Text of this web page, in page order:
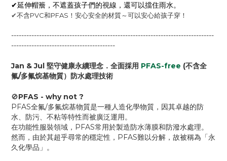
✔延伸帽簷，不遮蓋孩子們的視線，還可以擋住雨水。
✔不含PVC和PFAS！安心安全的材質～可以安心給孩子穿！
--------------------------------------------------------------------------------
-----------------------------------------
Jan & Jul 堅守健康永續理念．全面採用 PFAS-free (不含全
氟/多氟烷基物質）防水處理技術
🚫PFAS - why not ?
PFAS全氟/多氟烷基物質是一種人造化學物質，因其卓越的防
水、防污、不粘等特性而被廣泛運用。
在功能性服裝領域，PFAS常用於製造防水薄膜和防潑水處理。
然而，由於其超乎尋常的穩定性，PFAS難以分解，故被稱為「永
久化學品」。